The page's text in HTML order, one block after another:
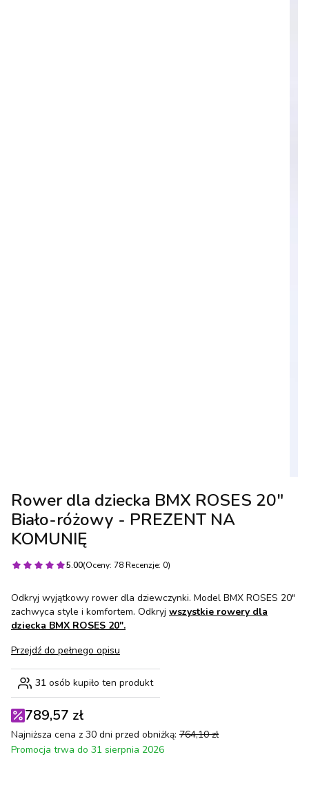
Rower dla dziecka BMX ROSES 20"
Biało-różowy - PREZENT NA
KOMUNIĘ
5.00(Oceny: 78 Recenzje: 0)
Odkryj wyjątkowy rower dla dziewczynki. Model BMX ROSES 20"
zachwyca style i komfortem. Odkryj wszystkie rowery dla
dziecka BMX ROSES 20".
Przejdź do pełnego opisu
31 osób kupiło ten produkt
789,57 zł
Najniższa cena z 30 dni przed obniżką: 764,10 zł
Promocja trwa do 31 sierpnia 2026